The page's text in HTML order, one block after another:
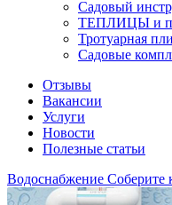
Садовый
ТЕПЛИЦЫ и
Тротуарная
Садовые
Отзывы
Вакансии
Услуги
Новости
Полезные статьи
Водоснабжение Соберите